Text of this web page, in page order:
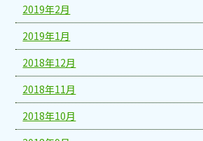
2019年2月
2019年1月
2018年12月
2018年11月
2018年10月